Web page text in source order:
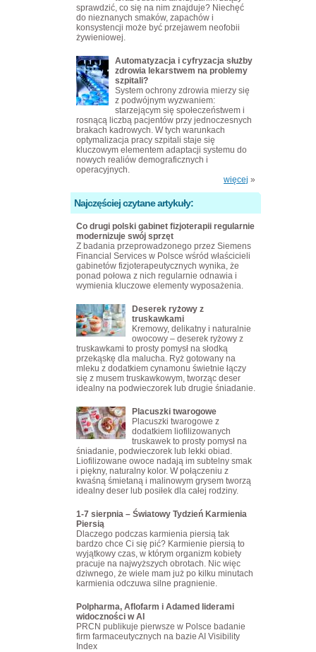
sprawdzić, co się na nim znajduje? Niechęć
do nieznanych smaków, zapachów i
konsystencji może być przejawem neofobii
żywieniowej.
Automatyzacja i cyfryzacja służby
zdrowia lekarstwem na problemy
szpitali?
System ochrony zdrowia mierzy się
z podwójnym wyzwaniem:
starzejącym się społeczeństwem i
rosnącą liczbą pacjentów przy jednoczesnych
brakach kadrowych. W tych warunkach
optymalizacja pracy szpitali staje się
kluczowym elementem adaptacji systemu do
nowych realiów demograficznych i
operacyjnych.
więcej »
Najczęściej czytane artykuły:
Co drugi polski gabinet fizjoterapii regularnie
modernizuje swój sprzęt
Z badania przeprowadzonego przez Siemens
Financial Services w Polsce wśród właścicieli
gabinetów fizjoterapeutycznych wynika, że
ponad połowa z nich regularnie odnawia i
wymienia kluczowe elementy wyposażenia.
Deserek ryżowy z
truskawkami
Kremowy, delikatny i naturalnie
owocowy – deserek ryżowy z
truskawkami to prosty pomysł na słodką
przekąskę dla malucha. Ryż gotowany na
mleku z dodatkiem cynamonu świetnie łączy
się z musem truskawkowym, tworząc deser
idealny na podwieczorek lub drugie śniadanie.
Placuszki twarogowe
Placuszki twarogowe z
dodatkiem liofilizowanych
truskawek to prosty pomysł na
śniadanie, podwieczorek lub lekki obiad.
Liofilizowane owoce nadają im subtelny smak
i piękny, naturalny kolor. W połączeniu z
kwaśną śmietaną i malinowym grysem tworzą
idealny deser lub posiłek dla całej rodziny.
1-7 sierpnia – Światowy Tydzień Karmienia
Piersią
Dlaczego podczas karmienia piersią tak
bardzo chce Ci się pić? Karmienie piersią to
wyjątkowy czas, w którym organizm kobiety
pracuje na najwyższych obrotach. Nic więc
dziwnego, że wiele mam już po kilku minutach
karmienia odczuwa silne pragnienie.
Polpharma, Aflofarm i Adamed liderami
widoczności w AI
PRCN publikuje pierwsze w Polsce badanie
firm farmaceutycznych na bazie AI Visibility
Index